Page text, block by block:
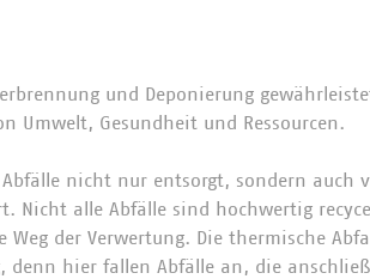
und Deponierung
Umwelt, Gesundheit und Ressourcen.
nicht nur entsorgt, sondern auch
Nicht alle Abfälle sind hochwertig
der Verwertung. Die thermische
denn hier fallen Abfälle an, die